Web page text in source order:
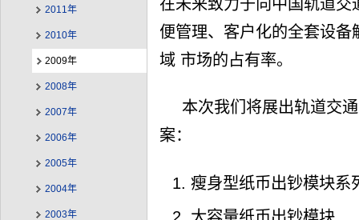
2011年
2010年
2009年
2008年
2007年
2006年
2005年
2004年
2003年
在未来致力于向中国轨道
便管理、客户化的全套设
域 市场的占有率。
本次我们将展出轨道交
案：
瘦身型纸币出钞模块